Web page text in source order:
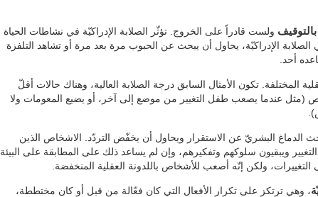
ولست قادراً على الخروج. تؤثّر الصلابة الإدراكيّة في نشاطات الحياة
الصلابة الإدراكيّة، يحاول أن يبحث عن الحبوب مرة بعد مرة أو تشاهد التلفزة
أحد.
المختلفة. تكون الأمثال السابق درجة الصلابة العالية، وهناك حالات أقلّ
(مثل عندما يصعب طفل التغيير من موضع إلى آخر، أو يضيع المعومات ولا
الدماغ البشريّ عن الاستقرار ويحاول أن يخفّض التردّد. الاشخاص الذين
التغيير ويبقيون سلوكهم وتفكيرهم، وإن لم يساعد ذلك على المطابقة على البيئة.
ولكن إنّه أصعب للأشخاص باللدونة العقلية المنخفضة.
، وهي ترتكز على تكرار الأفعال التي كان فعّالة من قبل أو كان مختططة،